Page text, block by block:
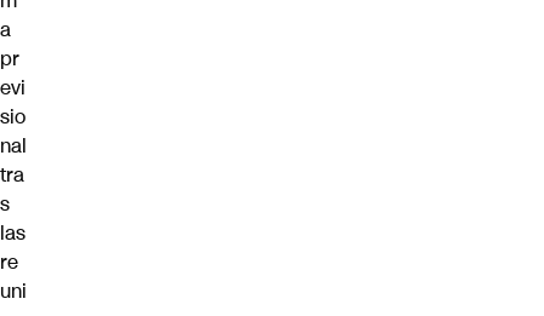
a
pr
evi
sio
nal
tra
s
las
re
uni